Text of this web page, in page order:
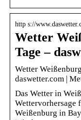
http s://
Wetter
Tage –
Wetter
daswetter.com |
Das Wetter in
Wettervorhersage
Weißenburg in